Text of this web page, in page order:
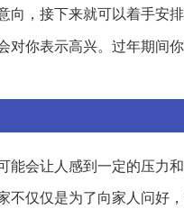
向，接下来就可以着手安
对你表示高兴。过年期间
会让人感到一定的压力
不仅仅是为了向家人问好